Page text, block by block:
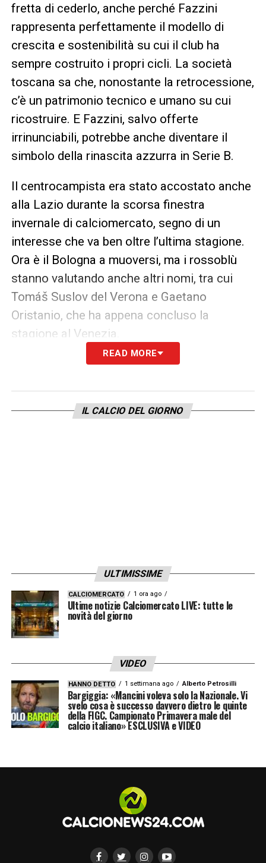
fretta di cederlo, anche perché Fazzini
rappresenta perfettamente il modello di
crescita e sostenibilità su cui il club ha
sempre costruito i propri cicli. La società
toscana sa che, nonostante la retrocessione,
c’è un patrimonio tecnico e umano su cui
ricostruire. E Fazzini, salvo offerte
irrinunciabili, potrebbe anche diventare il
simbolo della rinascita azzurra in Serie B.
Il centrocampista era stato accostato anche
alla Lazio durante la scorsa finestra
invernale di calciomercato, segno di un
interesse che va ben oltre l’ultima stagione.
Ora è il Bologna a muoversi, ma i rossoblù
stanno valutando anche altri nomi, tra cui
Tomáš Suslov del Verona e Gaetano
Oristanio, che ha appena concluso la
stagione al Venezia.
In ogni caso, l’Empoli resta al centro delle
ambasciatore del proprio settore giovanile. Il
club azzurro dovrà decidere se monetizzare
READ MORE
IL CALCIO DEL GIORNO
ULTIMISSIME
CALCIOMERCATO 1 ora ago
Ultime notizie Calciomercato LIVE: tutte le
novità del giorno
VIDEO
HANNO DETTO 1 settimana ago Alberto Petrosilli
Bargiggia: «Mancini voleva solo la Nazionale. Vi
svelo cosa è successo davvero dietro le quinte
della FIGC. Campionato Primavera male del
calcio italiano» ESCLUSIVA e VIDEO